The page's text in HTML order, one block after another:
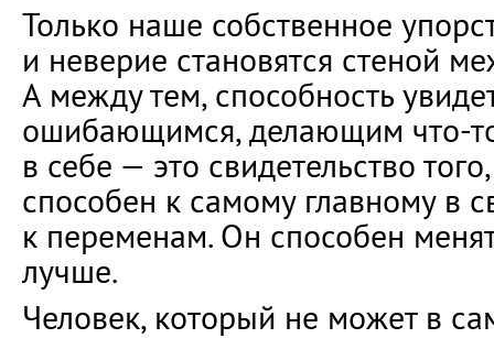
Только наше собственное
и неверие становятся стеной
А между тем, способность
ошибающимся, делающим что-то
в себе — это свидетельство
способен к самому главному в
к переменам. Он способен
лучше.
Человек, который не может в